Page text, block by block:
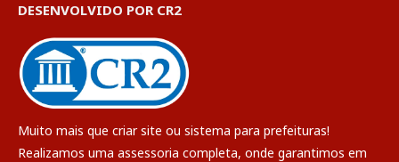
DESENVOLVIDO POR CR2
Muito mais que criar site ou sistema para prefeituras!
Realizamos uma assessoria completa, onde garantimos em